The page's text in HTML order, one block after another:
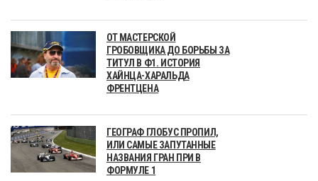
ОТ МАСТЕРСКОЙ
ГРОБОВЩИКА ДО БОРЬБЫ ЗА
ТИТУЛ В Ф1. ИСТОРИЯ
ХАЙНЦА-ХАРАЛЬДА
ФРЕНТЦЕНА
ГЕОГРАФ ГЛОБУС ПРОПИЛ,
ИЛИ САМЫЕ ЗАПУТАННЫЕ
НАЗВАНИЯ ГРАН ПРИ В
ФОРМУЛЕ 1